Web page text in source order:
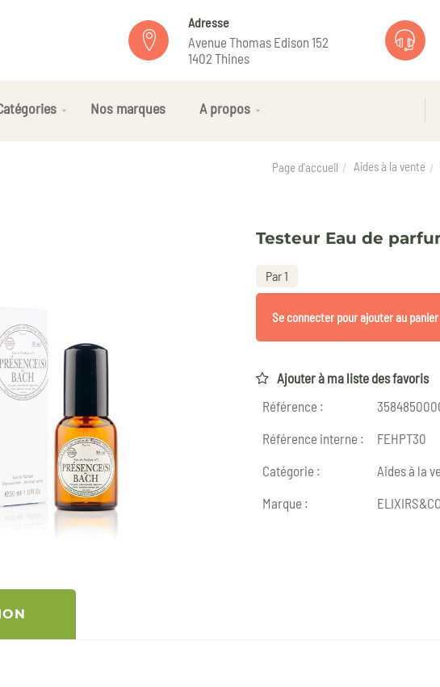
Adresse
Avenue Thomas Edison 152
1402 Thines
Nos marques A propos
Page d'accueil Aides à la vente
Testeur Eau de
Par 1
Se connecter pour ajouter au panier
Ajouter à ma liste des favoris
Référence :
Référence interne :
FEHPT30
Catégorie :
Aides à la
Marque :
ELIXIRS&CO